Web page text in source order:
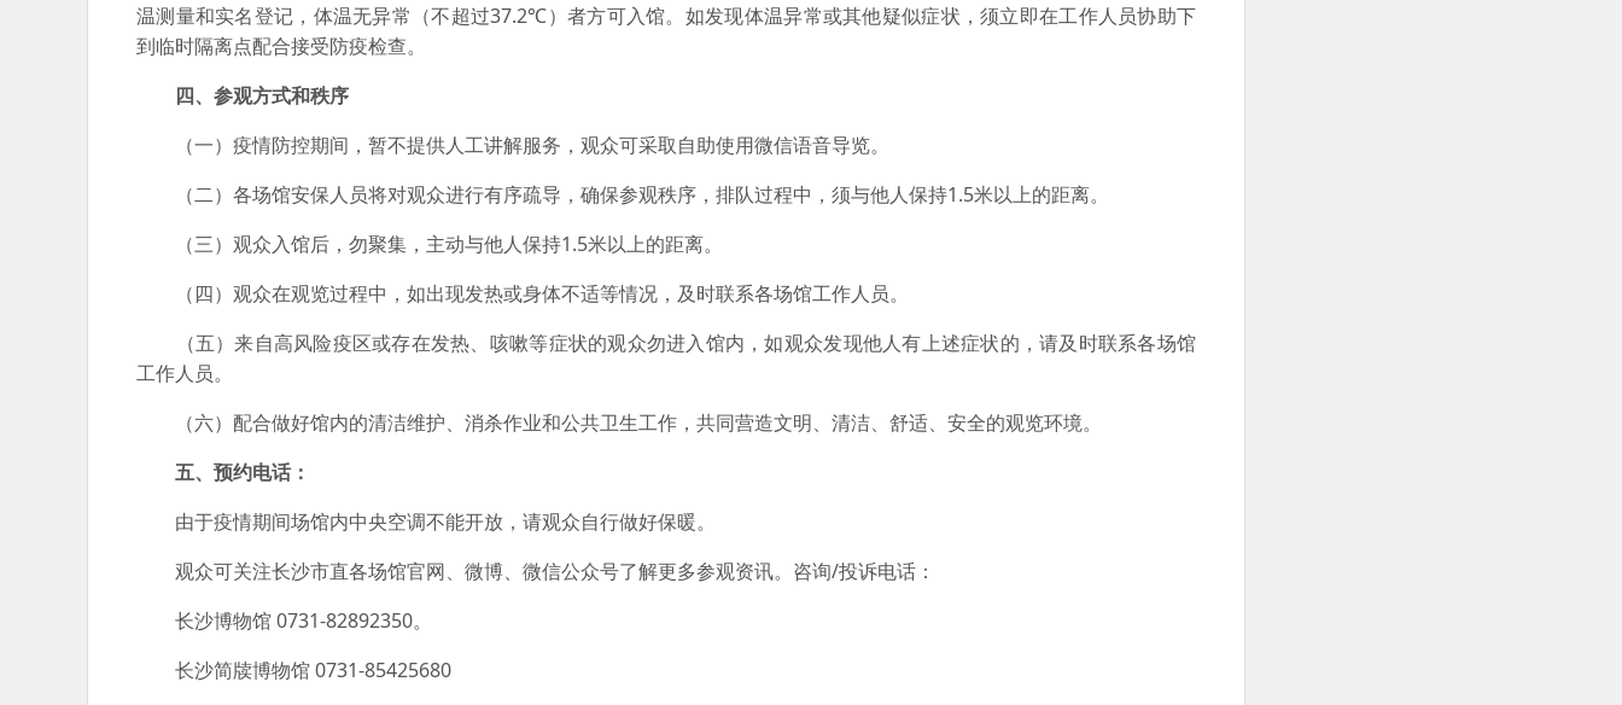
温测量和实名登记，体温无异常（不超过37.2℃）者方可入馆。如发现体温异常或其他疑似症状，须立即在工作人员协助下
到临时隔离点配合接受防疫检查。
四、参观方式和秩序
（一）疫情防控期间，暂不提供人工讲解服务，观众可采取自助使用微信语音导览。
（二）各场馆安保人员将对观众进行有序疏导，确保参观秩序，排队过程中，须与他人保持1.5米以上的距离。
（三）观众入馆后，勿聚集，主动与他人保持1.5米以上的距离。
（四）观众在观览过程中，如出现发热或身体不适等情况，及时联系各场馆工作人员。
（五）来自高风险疫区或存在发热、咳嗽等症状的观众勿进入馆内，如观众发现他人有上述症状的，请及时联系各场馆
工作人员。
（六）配合做好馆内的清洁维护、消杀作业和公共卫生工作，共同营造文明、清洁、舒适、安全的观览环境。
五、预约电话：
由于疫情期间场馆内中央空调不能开放，请观众自行做好保暖。
观众可关注长沙市直各场馆官网、微博、微信公众号了解更多参观资讯。咨询/投诉电话：
长沙博物馆 0731-82892350。
长沙简牍博物馆 0731-85425680